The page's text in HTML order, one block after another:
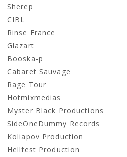
Sherep
CIBL
Rinse France
Glazart
Booska-p
Cabaret Sauvage
Rage Tour
Hotmixmedias
Myster Black Productions
SideOneDummy Records
Koliapov Production
Hellfest Production